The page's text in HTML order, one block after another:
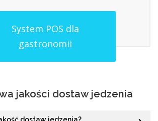
System POS dla
gastronomii
jakości dostaw jedzenia